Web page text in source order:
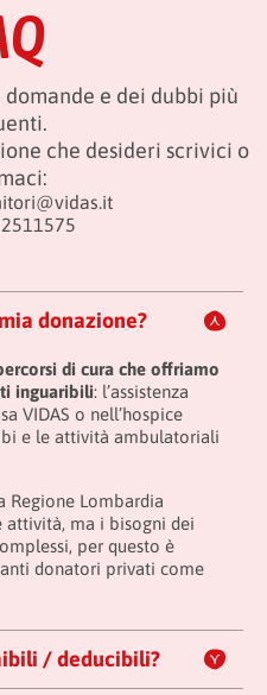
e dei dubbi più
che desideri scrivici o
donazione?
di cura che offriamo
inguaribili: l’assistenza
VIDAS o nell’hospice
e le attività ambulatoriali
Regione Lombardia
attività, ma i bisogni dei
per questo è
donatori privati come
/ deducibili?